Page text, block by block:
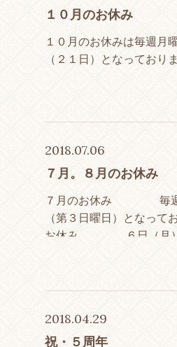
１０月のお休み
１０月のお休みは毎週月
（２１日）となっており
2018.07.06
７月。８月のお休み
７月のお休み 毎週
（第３日曜日）となって
お休み ６日（月）
１４日（火）～１９
夏休み ＊＊＊＊なお、
０日（月）は営業とさ […]
2018.04.29
祝・５周年